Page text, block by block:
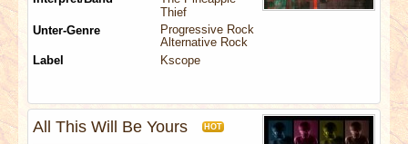
Thief
Unter-Genre
Progressive Rock
Alternative Rock
Label
Kscope
All This Will Be Yours HOT